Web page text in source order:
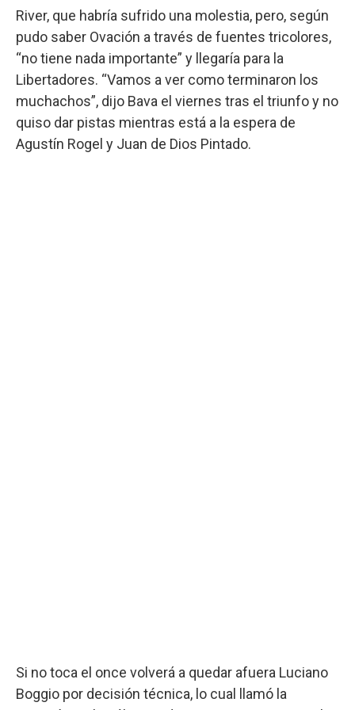
River, que habría sufrido una molestia, pero, según
pudo saber Ovación a través de fuentes tricolores,
“no tiene nada importante” y llegaría para la
Libertadores. “Vamos a ver como terminaron los
muchachos”, dijo Bava el viernes tras el triunfo y no
quiso dar pistas mientras está a la espera de
Agustín Rogel y Juan de Dios Pintado.
Si no toca el once volverá a quedar afuera Luciano
Boggio por decisión técnica, lo cual llamó la